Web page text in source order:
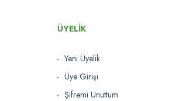
ÜYELİK
Yeni Üyelik
Üye Girişi
Şifremi Unuttum